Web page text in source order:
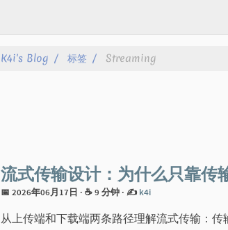
K4i's Blog 标签 Streaming
流式传输设计：为什么只靠传
📅 2026年06月17日 · ☕ 9 分钟 · ✍️ k4i
从上传端和下载端两条路径理解流式传输：